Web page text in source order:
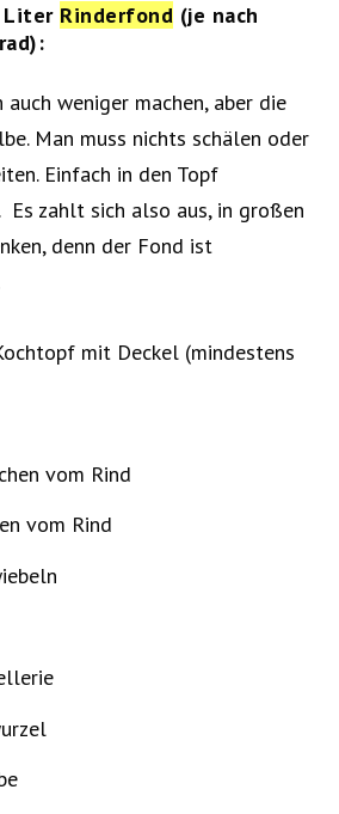
Liter Rinderfond (je nach
weniger machen, aber die
Man muss nichts schälen oder
Einfach in den Topf
Es zahlt sich also aus, in großen
denn der Fond ist
mit Deckel (mindestens
vom Rind
vom Rind